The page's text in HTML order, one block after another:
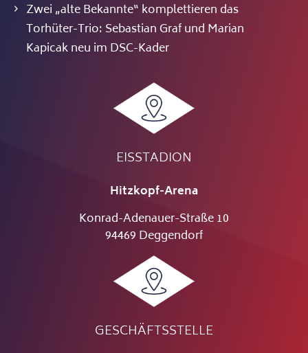
Zwei „alte Bekannte“ komplettieren das
Torhüter-Trio: Sebastian Graf und Marian
Kapicak neu im DSC-Kader
EISSTADION
Hitzkopf-Arena
Konrad-Adenauer-Straße 10
94469 Deggendorf
GESCHÄFTSSTELLE